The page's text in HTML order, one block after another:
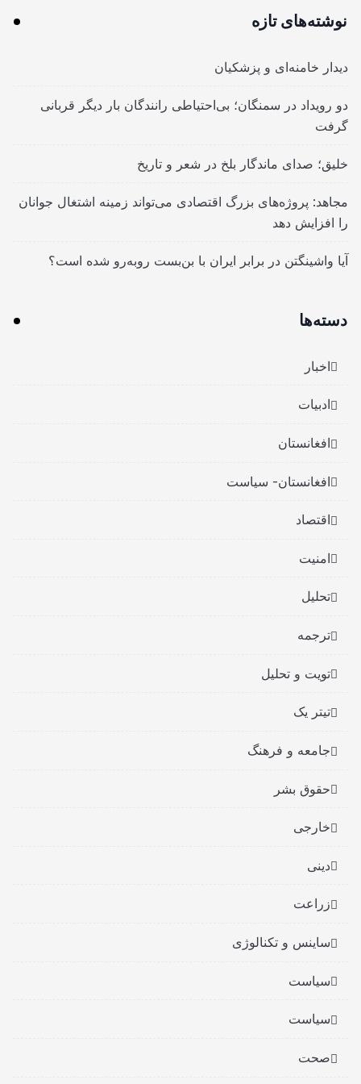
نوشته‌های تازه
دیدار خامنه‌ای و پزشکیان
دو رویداد در سمنگان؛ بی‌احتیاطی رانندگان بار دیگر قربانی
گرفت
خلیق؛ صدای ماندگار بلخ در شعر و تاریخ
مجاهد: پروژه‌های بزرگ اقتصادی می‌تواند زمینه اشتغال جوانان
را افزایش دهد
آیا واشینگتن در برابر ایران با بن‌بست روبه‌رو شده است؟
دسته‌ها
اخبار
ادبیات
افغانستان
افغانستان- سیاست
اقتصاد
امنیت
تحلیل
ترجمه
تویت و تحلیل
تیتر یک
جامعه و فرهنگ
حقوق بشر
خارجی
دینی
زراعت
ساینس و تکنالوژی
سیاست
سیاست
صحت